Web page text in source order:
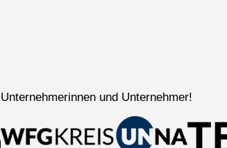
und Unternehmer!